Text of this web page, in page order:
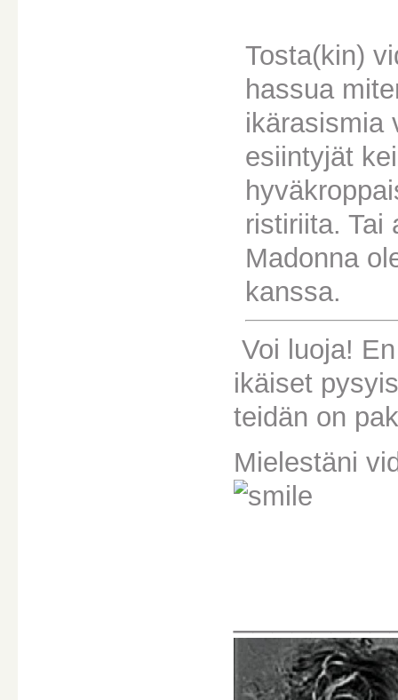
Tosta(kin)
hassua
ikärasismia
esiintyjät
ristiriita. Tai
Madonna
kanssa.
Voi luoja!
ikäiset
teidän on
Mielestäni